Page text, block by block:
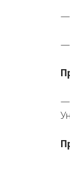
—
—
—